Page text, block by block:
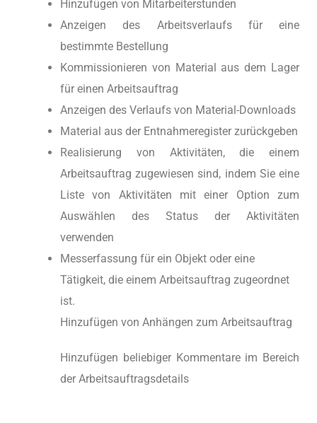
Hinzufügen von Mitarbeiterstunden
Anzeigen des Arbeitsverlaufs für eine
bestimmte Bestellung
Kommissionieren von Material aus dem Lager
für einen Arbeitsauftrag
Anzeigen des Verlaufs von Material-Downloads
Material aus der Entnahmeregister zurückgeben
Realisierung von Aktivitäten, die einem
Arbeitsauftrag zugewiesen sind, indem Sie eine
Liste von Aktivitäten mit einer Option zum
Auswählen des Status der Aktivitäten
verwenden
Messerfassung für ein Objekt oder eine
Tätigkeit, die einem Arbeitsauftrag zugeordnet
ist.
Hinzufügen von Anhängen zum Arbeitsauftrag
Hinzufügen beliebiger Kommentare im Bereich
der Arbeitsauftragsdetails